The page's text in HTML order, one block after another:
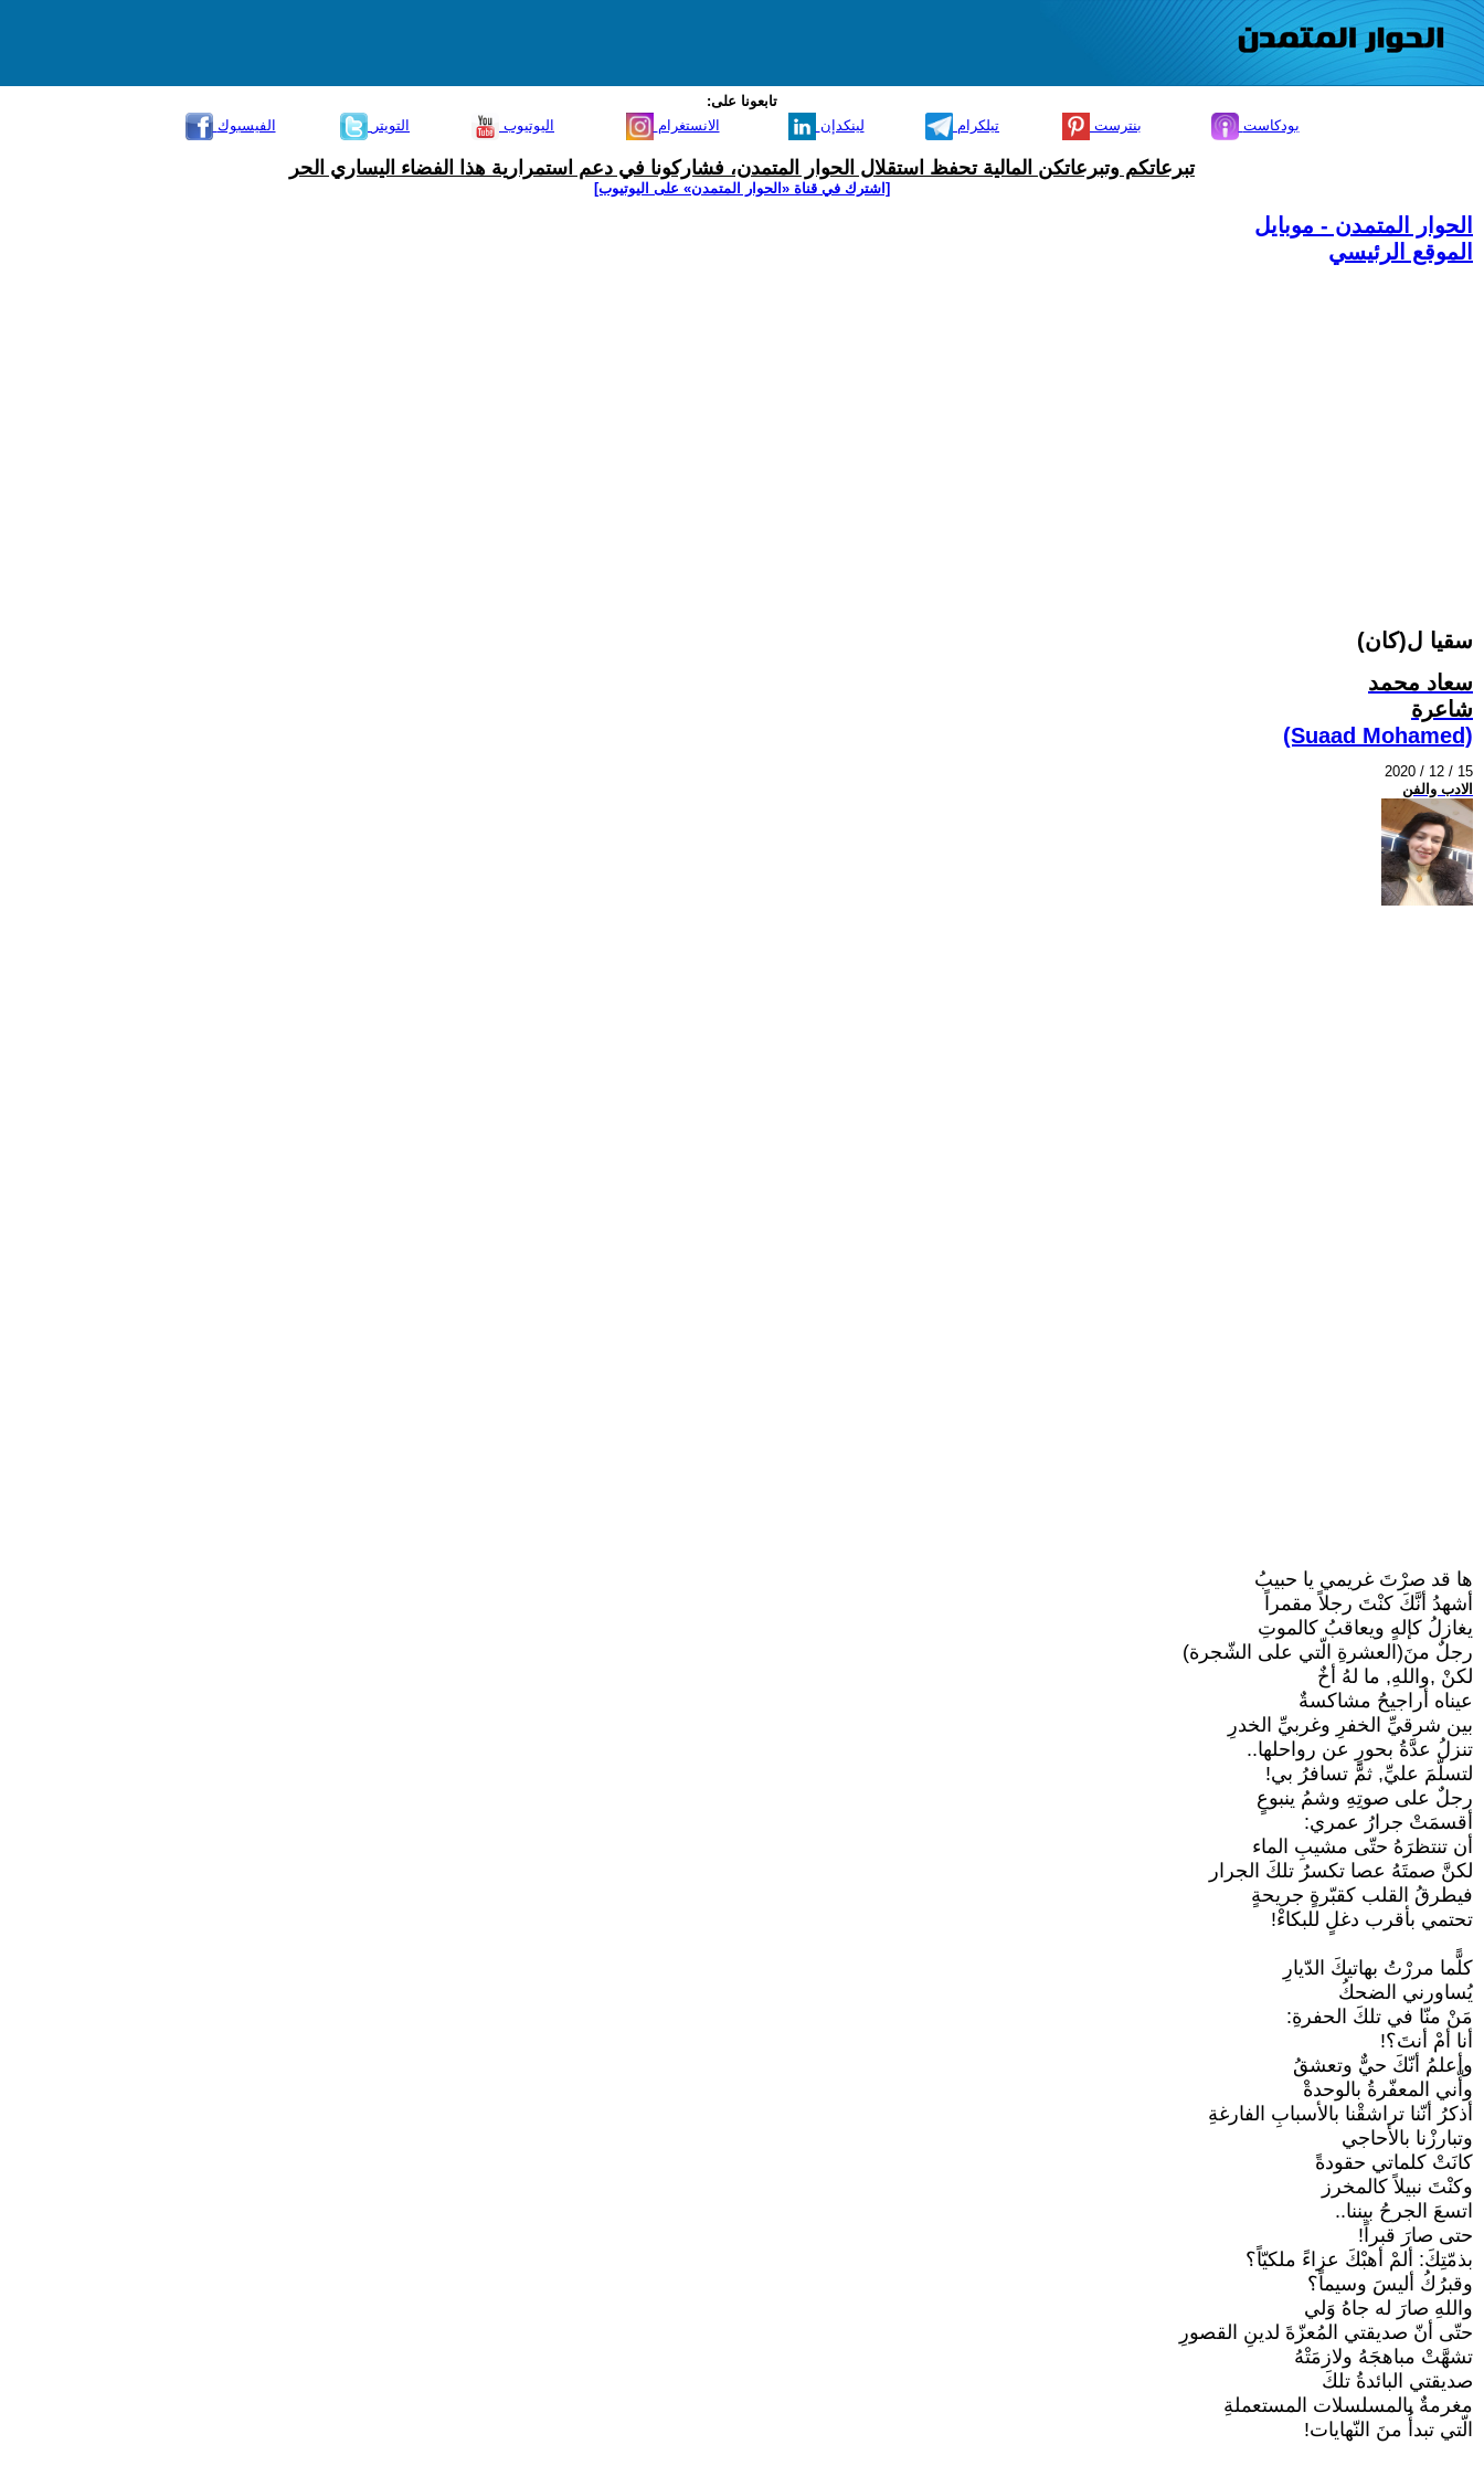
تابعونا على:
الفيسبوك
التويتر اليوتيوب الانستغرام لينكدإن تيلكرام بنترست بودكاست
تبرعاتكم وتبرعاتكن المالية تحفظ استقلال الحوار المتمدن، فشاركونا في دعم استمرارية هذا الفضاء اليساري الحر
[اشترك في قناة ‫«الحوار المتمدن» على اليوتيوب]
الحوار المتمدن - موبايل
الموقع الرئيسي
سقيا ل(كان)
سعاد محمد
شاعرة
(Suaad Mohamed)
2020 / 12 / 15
الادب والفن
ها قد صرْتَ غريمي يا حبيبُ
أشهدُ أنَّكَ كنْتَ رجلاً مقمراً
يغازلُ كإلهٍ ويعاقبُ كالموتِ
رجلٌ منَ(العشرةِ الّتي على الشّجرة)
لكنْ ,واللهِ, ما لهُ أخٌ
عيناه أراجيحُ مشاكسةٌ
بين شرقيِّ الخفرِ وغربيِّ الخدرِ
تنزلُ عدَّةُ بحورٍ عن رواحلها..
لتسلّمَ عليِّ, ثمَّ تسافرُ بي!
رجلٌ على صوتِهِ وشمُ ينبوعٍ
أقسمَتْ جرارُ عمري:
أن تنتظرَهُ حتّى مشيبِ الماء
لكنَّ صمتَهُ عصا تكسرُ تلكَ الجرار
فيطرقُ القلب كقبّرةٍ جريحةٍ
تحتمي بأقرب دغلٍ للبكاءْ!
كلًّما مررْتُ بهاتيكَ الدّيارِ
يُساورني الضحكُ
مَنْ منّا في تلكَ الحفرةِ:
أنا أمْ أنتَ؟!
وأعلمُ أنّكَ حيٌّ وتعشقُ
وأّني المعفّرةُ بالوحدةْ
أذكرُ أنّنا تراشقْنا بالأسبابِ الفارغةِ
وتبارزْنا بالأحاجي
كانَتْ كلماتي حقودةً
وكنْتَ نبيلاً كالمخرز
اتسعَ الجرحُ بيننا..
حتى صارَ قبراً!
بذمّتِكَ: ألمْ أهبْكَ عزاءً ملكيّاً؟
وقبرُكُ أليسَ وسيماً؟
واللهِ صارَ له جاهُ وَلي
حتّى أنّ صديقتي المُعزّةَ لدينِ القصورِ
تشهَّتْ مباهجَهُ ولازمَتْهُ
صديقتي البائدةُ تلكَ
مغرمةٌ بالمسلسلات المستعملةِ
الّتي تبدأُ منَ النّهايات!